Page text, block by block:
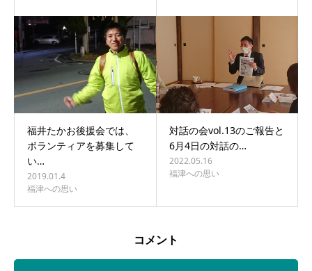
福井たかお後援会では、
ボランティアを募集して
い…
2019.01.4
福津への思い
対話の会vol.13のご報告と
6月4日の対話の…
2022.05.16
福津への思い
コメント